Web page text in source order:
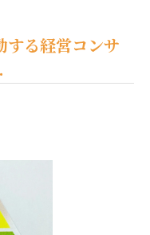
する経営コンサ